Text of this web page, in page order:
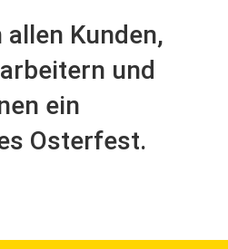
Kunden,
und
ein
Osterfest.